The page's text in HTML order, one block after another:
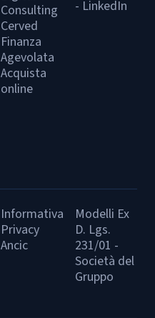
Consulting
Cerved
Finanza
Agevolata
Acquista
online
- LinkedIn
Informativa
Privacy
Ancic
Modelli Ex
D. Lgs.
231/01 -
Società del
Gruppo